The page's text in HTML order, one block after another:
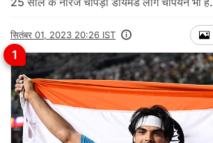
सितंबर 01, 2023 20:26 IST